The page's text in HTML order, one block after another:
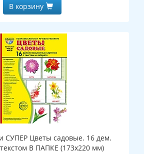
В корзину
СУПЕР Цветы садовые. 16 дем.
В ПАПКЕ (173х220 мм)